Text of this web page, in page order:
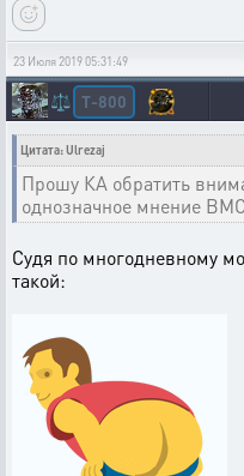
23 Июля 2019 05:31:49
⚖️ T-800
Цитата: Ulrezaj
Прошу КА обратить
однозначное мнение
Судя по многодневному
такой: